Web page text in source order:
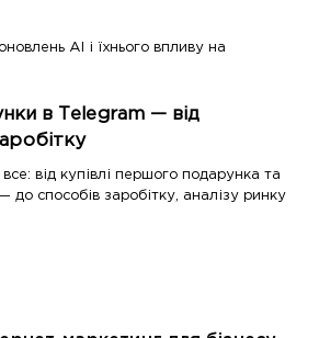
AI і їхнього впливу на
в Telegram — від
від купівлі першого подарунка та
до способів заробітку, аналізу ринку